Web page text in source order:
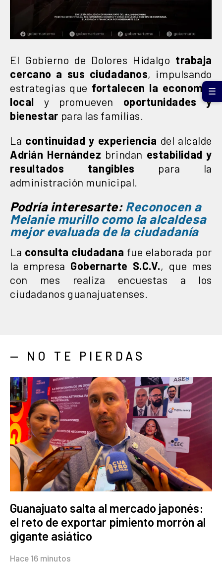
El Gobierno de Dolores Hidalgo trabaja
cercano a sus ciudadanos, impulsando
estrategias que fortalecen la economía
local y promueven oportunidades y
bienestar para las familias.
La continuidad y experiencia del alcalde
Adrián Hernández brindan estabilidad y
resultados tangibles para la
administración municipal.
Podría interesarte: Reconocen a
Melanie murillo como la alcaldesa
mejor evaluada de la ciudadanía
La consulta ciudadana fue elaborada por
la empresa Gobernarte S.C.V., que mes
con mes realiza encuestas a los
ciudadanos guanajuatenses.
— NO TE PIERDAS
Guanajuato salta al mercado japonés:
el reto de exportar pimiento morrón al
gigante asiático
Hace 16 minutos
☰